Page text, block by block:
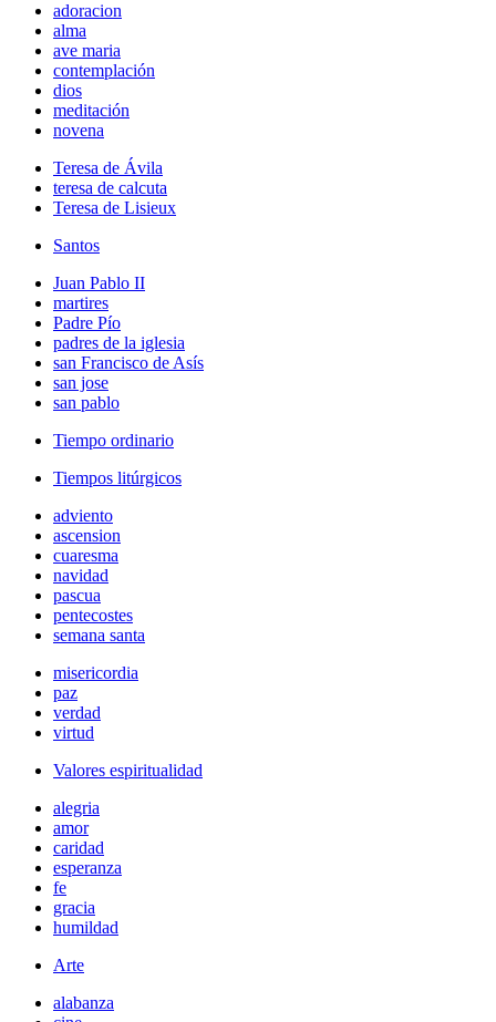
adoracion
alma
ave maria
contemplación
dios
meditación
novena
Teresa de Ávila
teresa de calcuta
Teresa de Lisieux
Santos
Juan Pablo II
martires
Padre Pío
padres de la iglesia
san Francisco de Asís
san jose
san pablo
Tiempo ordinario
Tiempos litúrgicos
adviento
ascension
cuaresma
navidad
pascua
pentecostes
semana santa
misericordia
paz
verdad
virtud
Valores espiritualidad
alegria
amor
caridad
esperanza
fe
gracia
humildad
Arte
alabanza